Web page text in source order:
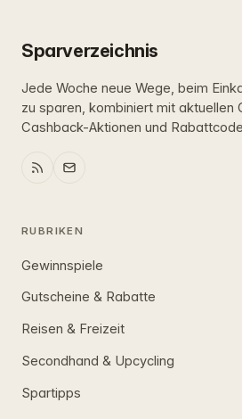
Sparverzeichnis
Jede Woche neue Wege, beim
zu sparen, kombiniert mit aktuellen
Cashback-Aktionen und
RUBRIKEN
Gewinnspiele
Gutscheine & Rabatte
Reisen & Freizeit
Secondhand & Upcycling
Spartipps